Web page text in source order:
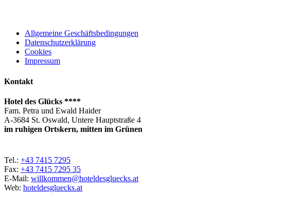
Allgemeine Geschäftsbedingungen
Datenschutzerklärung
Cookies
Impressum
Kontakt
Hotel des Glücks ****
Fam. Petra und Ewald Haider
A-3684 St. Oswald, Untere Hauptstraße 4
im ruhigen Ortskern, mitten im Grünen
Tel.: +43 7415 7295
Fax: +43 7415 7295 35
E-Mail: willkommen@hoteldesgluecks.at
Web: hoteldesgluecks.at